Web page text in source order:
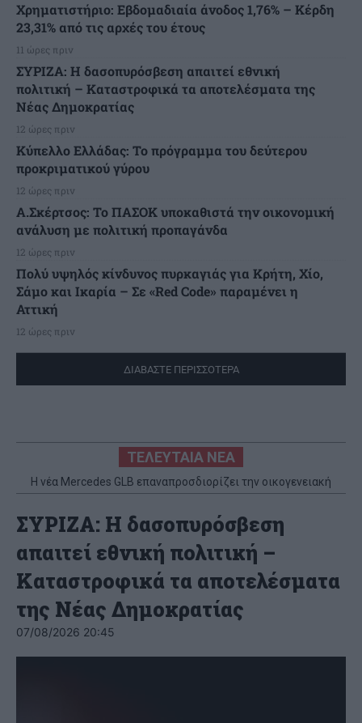
Χρηματιστήριο: Εβδομαδιαία άνοδος 1,76% – Κέρδη
23,31% από τις αρχές του έτους
11 ώρες πριν
ΣΥΡΙΖΑ: Η δασοπυρόσβεση απαιτεί εθνική
πολιτική – Καταστροφικά τα αποτελέσματα της
Νέας Δημοκρατίας
12 ώρες πριν
Κύπελλο Ελλάδας: Το πρόγραμμα του δεύτερου
προκριματικού γύρου
12 ώρες πριν
Α.Σκέρτσος: Το ΠΑΣΟΚ υποκαθιστά την οικονομική
ανάλυση με πολιτική προπαγάνδα
12 ώρες πριν
Πολύ υψηλός κίνδυνος πυρκαγιάς για Κρήτη, Χίο,
Σάμο και Ικαρία – Σε «Red Code» παραμένει η
Αττική
12 ώρες πριν
ΔΙΑΒΑΣΤΕ ΠΕΡΙΣΣΟΤΕΡΑ